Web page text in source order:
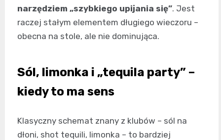
narzędziem „szybkiego upijania się”. Jest
raczej stałym elementem długiego wieczoru –
obecna na stole, ale nie dominująca.
Sól, limonka i „tequila party” –
kiedy to ma sens
Klasyczny schemat znany z klubów – sól na
dłoni, shot tequili, limonka – to bardziej